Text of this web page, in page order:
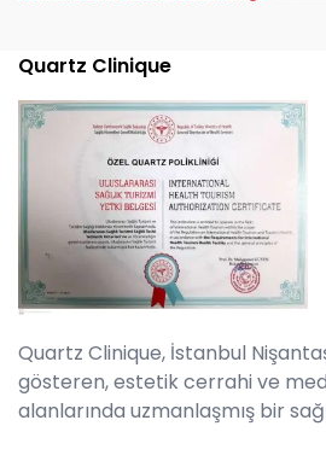
Quartz Clinique
Quartz Clinique, İstanbul
gösteren, estetik cerrahi ve
alanlarında uzmanlaşmış bir